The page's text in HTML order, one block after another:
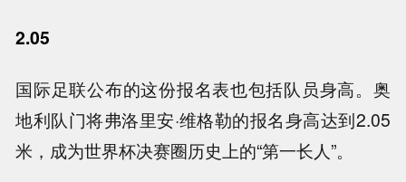
2.05
国际足联公布的这份报名表也包括队员身高。奥
地利队门将弗洛里安·维格勒的报名身高达到2.05
米，成为世界杯决赛圈历史上的“第一长人”。